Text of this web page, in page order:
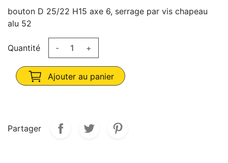
bouton D 25/22 H15 axe 6, serrage par vis chapeau
alu 52
Quantité - +
Ajouter au panier
Partager